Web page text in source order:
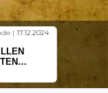
| 17.12.2024